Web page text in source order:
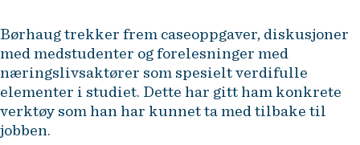
Børhaug trekker frem caseoppgaver, diskusjoner
med medstudenter og forelesninger med
næringslivsaktører som spesielt verdifulle
elementer i studiet. Dette har gitt ham konkrete
verktøy som han har kunnet ta med tilbake til
jobben.